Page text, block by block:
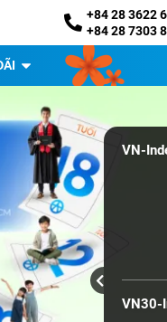
+84 28 3622
+84 28 7303
VN-
VN30-